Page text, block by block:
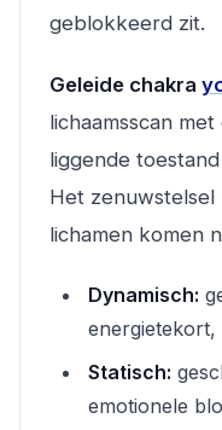
geblokkeerd zit.
Geleide chakra
lichaamsscan
liggende
Het zenuwstelsel
lichamen komen
Dynamisch:
energietekort,
Statisch:
emotionele